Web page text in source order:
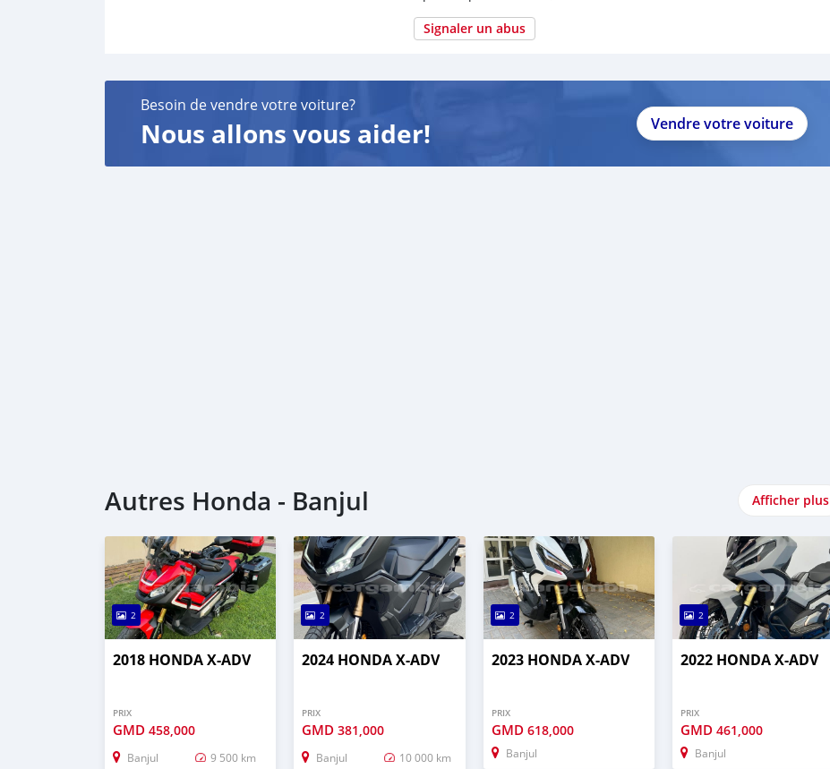
Signaler un abus
Besoin de vendre votre voiture?
Nous allons vous aider! Vendre votre voiture
Autres Honda - Banjul Afficher plus
2
2018 HONDA X-ADV
PRIX
GMD 458,000
Banjul 9 500 km
2
2024 HONDA X-ADV
PRIX
GMD381,000
Banjul 10 000 km
2
2023 HONDA X-ADV
PRIX
GMD 618,000
Banjul
2
2022 HONDA X-ADV
PRIX
GMD 461,000
Banjul